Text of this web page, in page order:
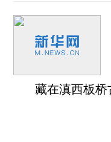
藏在滇西板桥